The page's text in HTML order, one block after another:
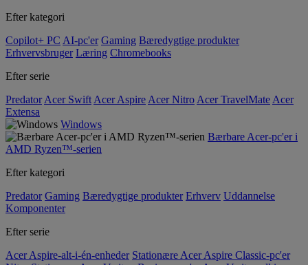
Efter kategori
Copilot+ PC AI-pc'er Gaming Bæredygtige produkter
Erhvervsbruger Læring Chromebooks
Efter serie
Predator Acer Swift Acer Aspire Acer Nitro Acer TravelMate Acer
Extensa
Windows
Bærbare Acer-pc'er i
AMD Ryzen™-serien
Efter kategori
Predator Gaming Bæredygtige produkter Erhverv Uddannelse
Komponenter
Efter serie
Acer Aspire-alt-i-én-enheder Stationære Acer Aspire Classic-pc'er